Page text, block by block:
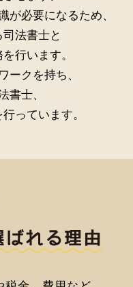
が必要になるため、
法書士と
行います。
ークを持ち、
書士、
っています。